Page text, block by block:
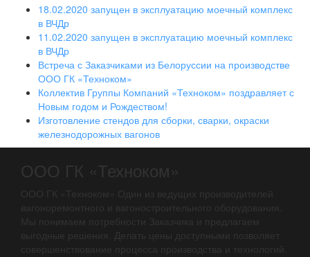
18.02.2020 запущен в эксплуатацию моечный комплекс
в ВЧДр
11.02.2020 запущен в эксплуатацию моечный комплекс
в ВЧДр
Встреча с Заказчиками из Белоруссии на производстве
ООО ГК «Техноком»
Коллектив Группы Компаний «Техноком» поздравляет с
Новым годом и Рождеством!
Изготовление стендов для сборки, сварки, окраски
железнодорожных вагонов
ООО ГК «Техноком»
ООО ГК «Техноком» Один из ведущих производителей
вагоноремонтного и вагоностроительного оборудования.
Мы понимаем потребности Заказчика и предлагаем
выгодные решения. Делать цены доступными позволяет
совершенствование процесса производства и технологий.